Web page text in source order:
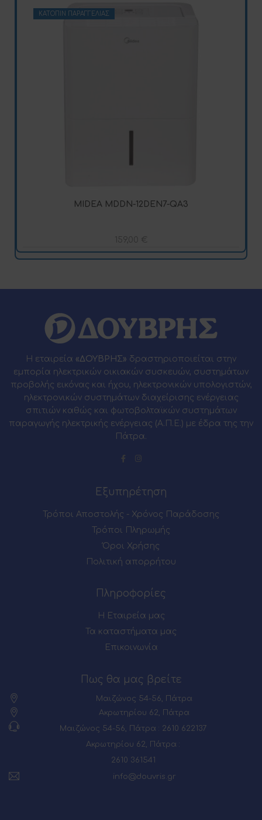
ΚΑΤΌΠΙΝ ΠΑΡΑΓΓΕΛΊΑΣ
MIDEA MDDN-12DEN7-QA3
159,00 €
Η εταιρεία «ΔΟΥΒΡΗΣ» δραστηριοποιείται στην
εμπορία ηλεκτρικών οικιακών συσκευών, συστημάτων
προβολής εικόνας και ήχου, ηλεκτρονικών υπολογιστών,
ηλεκτρονικών συστημάτων διαχείρισης ενέργειας
σπιτιών καθώς και φωτοβολταϊκών συστημάτων
παραγωγής ηλεκτρικής ενέργειας (Α.Π.Ε.) με έδρα της την
Πάτρα.
Εξυπηρέτηση
Τρόποι Αποστολής - Χρόνος Παράδοσης
Τρόποι Πληρωμής
Όροι Χρήσης
Πολιτική απορρήτου
Πληροφορίες
Η Εταιρεία μας
Τα καταστήματα μας
Επικοινωνία
Πως θα μας βρείτε
Μαιζώνος 54-56, Πάτρα
Ακρωτηρίου 62, Πάτρα
Μαιζώνος 54-56, Πάτρα : 2610 622137
Ακρωτηρίου 62, Πάτρα :
2610 361541
info@douvris.gr